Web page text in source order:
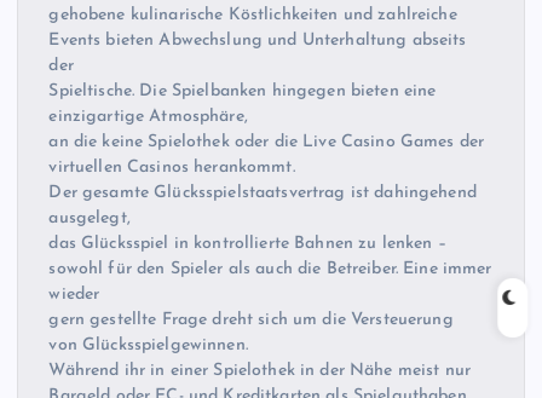
gehobene kulinarische Köstlichkeiten und zahlreiche
Events bieten Abwechslung und Unterhaltung abseits
der
Spieltische. Die Spielbanken hingegen bieten eine
einzigartige Atmosphäre,
an die keine Spielothek oder die Live Casino Games der
virtuellen Casinos herankommt.
Der gesamte Glücksspielstaatsvertrag ist dahingehend
ausgelegt,
das Glücksspiel in kontrollierte Bahnen zu lenken –
sowohl für den Spieler als auch die Betreiber. Eine immer
wieder
gern gestellte Frage dreht sich um die Versteuerung
von Glücksspielgewinnen.
Während ihr in einer Spielothek in der Nähe meist nur